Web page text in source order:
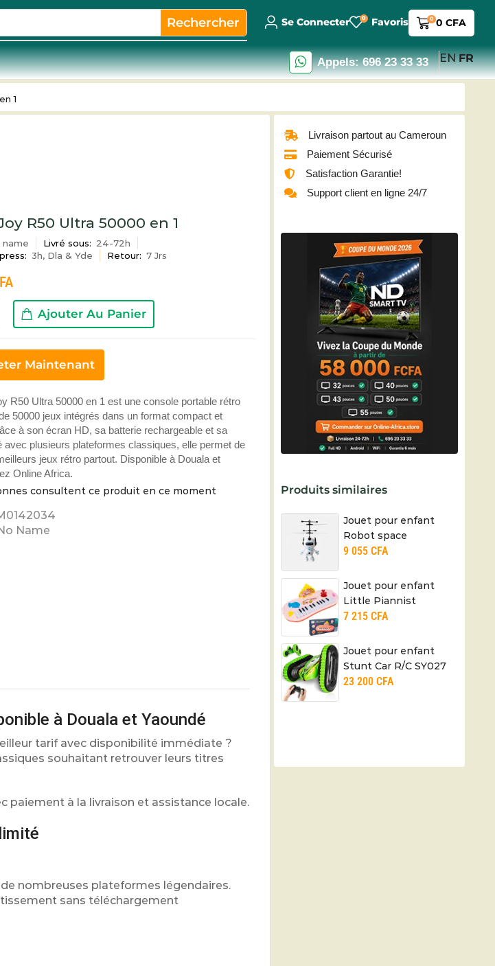
Rechercher Se Connecter 0 Favoris 0 0 CFA
Appels: 696 23 33 33 EN FR
1
R50 Ultra 50000 en 1
name Livré sous: 24-72h
3h, Dla & Yde Retour: 7 Jrs
Ajouter Au Panier
Maintenant
R50 Ultra 50000 en 1 est une console portable rétro
50000 jeux intégrés dans un format compact et
à son écran HD, sa batterie rechargeable et sa
avec plusieurs plateformes classiques, elle permet de
jeux rétro partout. Disponible à Douala et
Online Africa.
consultent ce produit en ce moment
Name
à Douala et Yaoundé
tarif avec disponibilité immédiate ?
souhaitant retrouver leurs titres
paiement à la livraison et assistance locale.
nombreuses plateformes légendaires.
sans téléchargement
Livraison partout au Cameroun
Paiement Sécurisé
Satisfaction Garantie!
Support client en ligne 24/7
Produits similaires
Jouet pour enfant
Robot space
9 055CFA
Jouet pour enfant
Little Piannist
7 215CFA
Jouet pour enfant
Stunt Car R/C SY027
23 200CFA